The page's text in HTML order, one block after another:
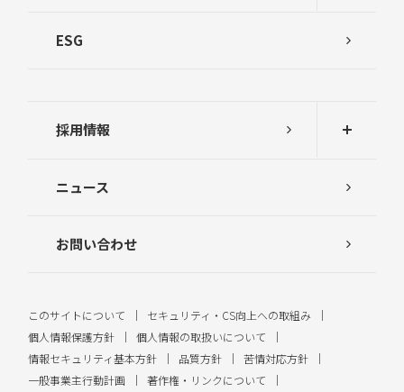
ESG
採用情報
ニュース
お問い合わせ
このサイトについて
セキュリティ・CS向上への取組み
個人情報保護方針
個人情報の取扱いについて
情報セキュリティ基本方針
品質方針
苦情対応方針
一般事業主行動計画
著作権・リンクについて